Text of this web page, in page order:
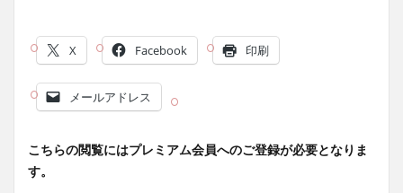
X Facebook 印刷
メールアドレス
こちらの閲覧にはプレミアム会員へのご登録が必要となりま
す。